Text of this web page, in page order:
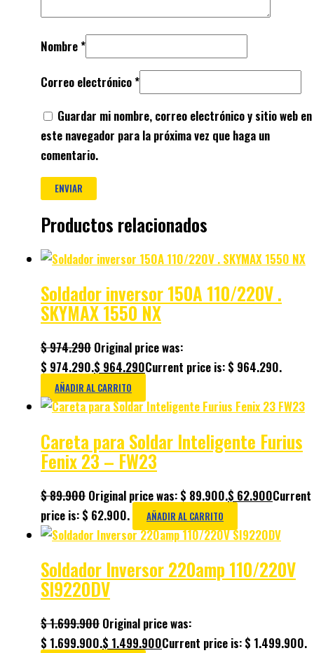
Nombre*
Correo electrónico*
Guardar mi nombre, correo electrónico y sitio web en
este navegador para la próxima vez que haga un
comentario.
Productos relacionados
Soldador inversor 150A 110/220V .
SKYMAX 1550 NX
$974.290 Original price was:
$ 974.290.$ 964.290Current price is: $ 964.290.
AÑADIR AL CARRITO
Careta para Soldar Inteligente Furius
Fenix 23 – FW23
$89.900 Original price was: $ 89.900.$ 62.900Current
price is: $ 62.900.
AÑADIR AL CARRITO
Soldador Inversor 220amp 110/220V
SI9220DV
$1.699.900 Original price was:
$ 1.699.900.$ 1.499.900Current price is: $ 1.499.900.